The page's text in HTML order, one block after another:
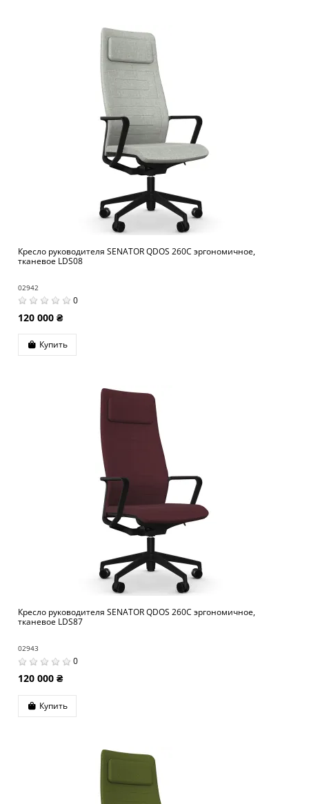
Кресло руководителя SENATOR QDOS 260C эргономичное,
тканевое LDS08
02942
0
120 000 ₴
Купить
Кресло руководителя SENATOR QDOS 260C эргономичное,
тканевое LDS87
02943
0
120 000 ₴
Купить